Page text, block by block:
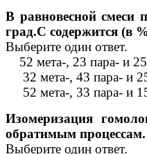
В равновесной смеси
град.С содержится (в
Выберите один ответ.
52 мета-, 23 пара- и
32 мета-, 43 пара- и
52 мета-, 33 пара- и
Изомеризация
обратимым процессам.
Выберите один ответ.